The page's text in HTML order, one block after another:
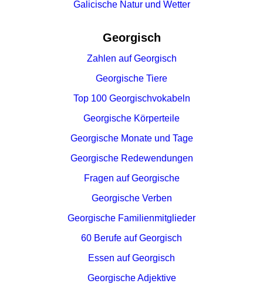
Galicische Natur und Wetter
Georgisch
Zahlen auf Georgisch
Georgische Tiere
Top 100 Georgischvokabeln
Georgische Körperteile
Georgische Monate und Tage
Georgische Redewendungen
Fragen auf Georgische
Georgische Verben
Georgische Familienmitglieder
60 Berufe auf Georgisch
Essen auf Georgisch
Georgische Adjektive